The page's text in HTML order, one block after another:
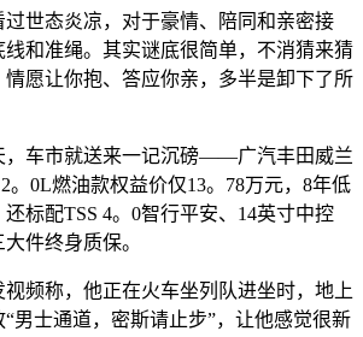
世态炎凉，对于豪情、陪同和亲密接
和准绳。其实谜底很简单，不消猜来猜
愿让你抱、答应你亲，多半是卸下了所
车市就送来一记沉磅——广汽丰田威兰
。0L燃油款权益价仅13。78万元，8年低
标配TSS 4。0智行平安、14英寸中控
件终身质保。
称，他正在火车坐列队进坐时，地上
男士通道，密斯请止步”，让他感觉很新